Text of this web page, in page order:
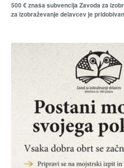
500 € znaša subvencija Zavoda za
za izobraževanje delavcev je